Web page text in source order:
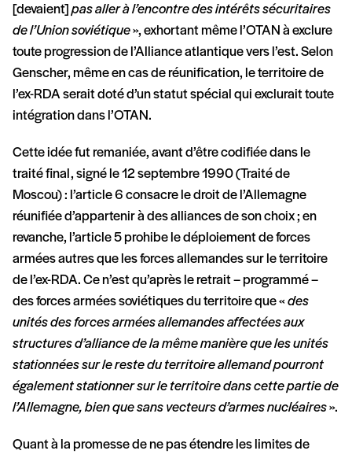
[devaient]pas aller à l’encontre des intérêts sécuritaires
de l’Union soviétique», exhortant même l’OTAN à exclure
toute progression de l’Alliance atlantique vers l’est. Selon
Genscher, même en cas de réunification, le territoire de
l’ex-RDA serait doté d’un statut spécial qui exclurait toute
intégration dans l’OTAN.
Cette idée fut remaniée, avant d’être codifiée dans le
traité final, signé le 12 septembre 1990 (Traité de
Moscou) : l’article 6 consacre le droit de l’Allemagne
réunifiée d’appartenir à des alliances de son choix ; en
revanche, l’article 5 prohibe le déploiement de forces
armées autres que les forces allemandes sur le territoire
de l’ex-RDA. Ce n’est qu’après le retrait – programmé –
des forces armées soviétiques du territoire que « des
unités des forces armées allemandes affectées aux
structures d’alliance de la même manière que les unités
stationnées sur le reste du territoire allemand pourront
également stationner sur le territoire dans cette partie de
l’Allemagne, bien que sans vecteurs d’armes nucléaires».
Quant à la promesse de ne pas étendre les limites de